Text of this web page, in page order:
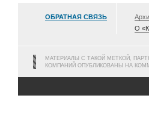
ОБРАТНАЯ СВЯЗЬ
О
МАТЕРИАЛЫ С ТАКОЙ МЕТКОЙ,
КОМПАНИЙ ОПУБЛИКОВАНЫ НА